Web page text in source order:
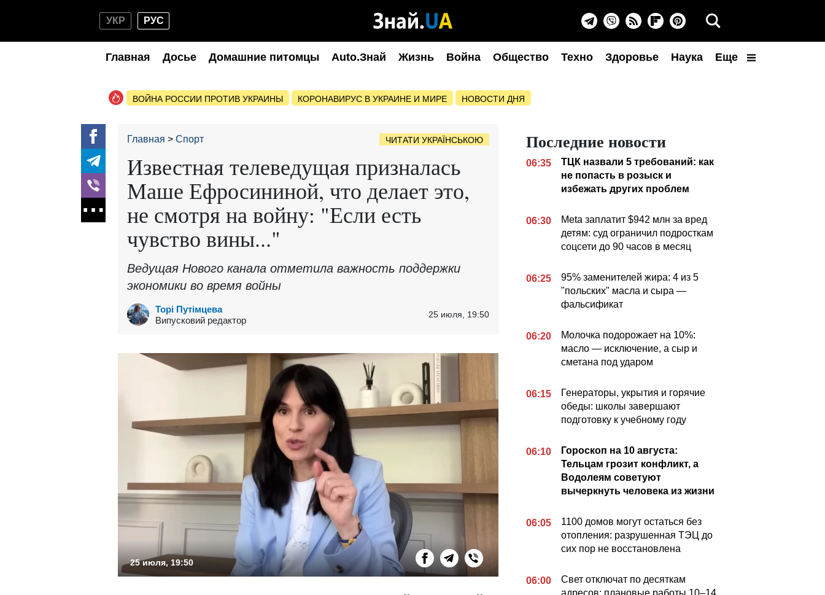
УКР РУС
Главная Досье Домашние питомцы Auto.Знай Жизнь Война Общество Техно Здоровье Наука Еще
ВОЙНА РОССИИ ПРОТИВ УКРАИНЫ КОРОНАВИРУС В УКРАИНЕ И МИРЕ НОВОСТИ ДНЯ
Главная Спорт ЧИТАТИ УКРАЇНСЬКОЮ
Известная телеведущая призналась
Маше Ефросининой, что делает это,
не смотря на войну: "Если есть
чувство вины..."
Ведущая Нового канала отметила важность поддержки
экономики во время войны
Торі Путімцева
Випусковий редактор
25 июля, 19:50
25 июля, 19:50
Последние новости
06:35
ТЦК назвали 5 требований: как
не попасть в розыск и
избежать других проблем
06:30
Meta заплатит $942 млн за вред
детям: суд ограничил подросткам
соцсети до 90 часов в месяц
06:25
95% заменителей жира: 4 из 5
"польских" масла и сыра —
фальсификат
06:20
Молочка подорожает на 10%:
масло — исключение, а сыр и
сметана под ударом
06:15
Генераторы, укрытия и горячие
обеды: школы завершают
подготовку к учебному году
06:10
Гороскоп на 10 августа:
Тельцам грозит конфликт, а
Водолеям советуют
вычеркнуть человека из жизни
06:05
1100 домов могут остаться без
отопления: разрушенная ТЭЦ до
сих пор не восстановлена
06:00
Свет отключат по десяткам
адресов: плановые работы 10–14